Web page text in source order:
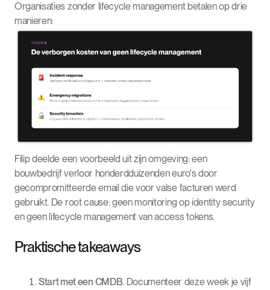
Organisaties zonder lifecycle management betalen op drie
manieren:
Filip deelde een voorbeeld uit zijn omgeving: een
bouwbedrijf verloor honderdduizenden euro's door
gecompromitteerde email die voor valse facturen werd
gebruikt. De root cause: geen monitoring op identity security
en geen lifecycle management van access tokens.
Praktische takeaways
Start met een CMDB.Documenteer deze week je vijf